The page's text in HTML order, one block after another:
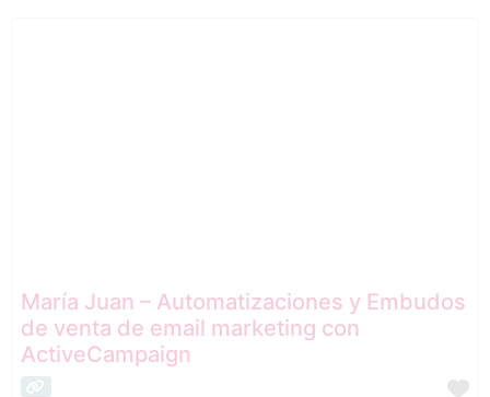
María Juan – Automatizaciones y Embudos
de venta de email marketing con
ActiveCampaign